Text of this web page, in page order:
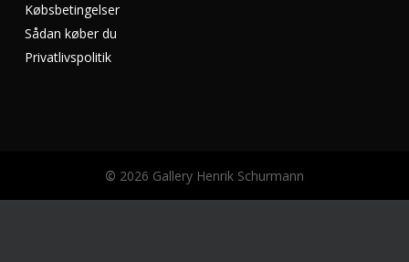
Købsbetingelser
Sådan køber du
Privatlivspolitik
© 2026 Gallery Henrik Schurmann